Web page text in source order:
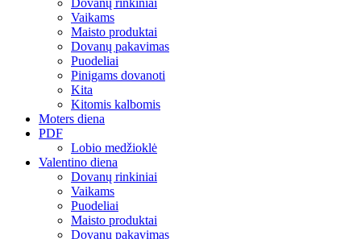
Vaikams
Maisto produktai
Dovanų pakavimas
Puodeliai
Pinigams dovanoti
Kita
Kitomis kalbomis
Moters diena
PDF
Lobio medžioklė
Valentino diena
Dovanų rinkiniai
Vaikams
Puodeliai
Maisto produktai
Dovanų pakavimas